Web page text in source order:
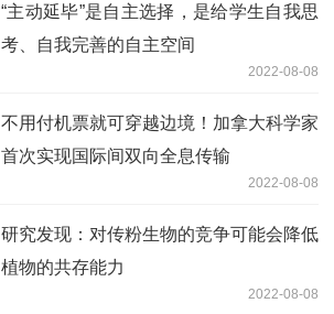
“主动延毕”是自主选择，是给学生自我思
考、自我完善的自主空间
2022-08-08
不用付机票就可穿越边境！加拿大科学家
首次实现国际间双向全息传输
2022-08-08
研究发现：对传粉生物的竞争可能会降低
植物的共存能力
2022-08-08